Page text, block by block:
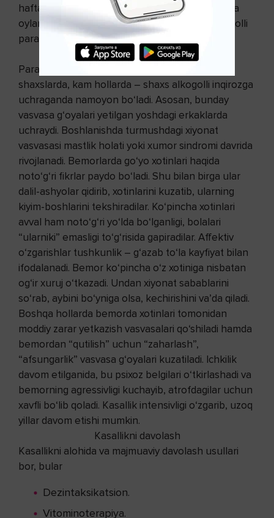
haftagacha davom etadi. Ushbu psixoz bir necha
oylargacha cho‘zilib ketganda – surunkali alkogolli
paranoid, deb yuritiladi.
Alkogolli rashk vasvasalari
Paranoyyal tarzida xulq-atvorga ega bo‘lgan
shaxslarda, kam hollarda – shaxs alkogolli inqirozga
uchraganda namoyon bo‘ladi. Asosan, bunday
vasvasa g‘oyalari yetilgan yoshdagi erkaklarda
uchraydi. Boshlanishda turmushdagi xiyonat
vasvasasi mastlik holati yoki xumor sindromi davrida
rivojlanadi. Bemorlarda go‘yo xotinlari haqida
noto‘g‘ri fikrlar paydo bo‘ladi. Shu bilan birga ular
dalil-ashyolar qidirib, xotinlarini kuzatib, ularning
kiyim-boshlarini tekshiradilar. Ko‘pincha xotinlari
avval ham noto‘g‘ri yo‘lda bo‘lganligi, bolalari
“ularniki” emasligi to‘g‘risida gapiradilar. Affektiv
o‘zgarishlar tushkunlik – g‘azab to‘la kayfiyat bilan
ifodalanadi. Bemor ko‘pincha o‘z xotiniga nisbatan
og‘ir xuruj o‘tkazadi. Undan xiyonat sabablarini
so‘rab, aybini bo‘yniga olsa, kechirishini va’da qiladi.
Boshqa hollarda bemorda xotinlari tomonidan
moddiy zarar yetkazish vasvasalari qo‘shiladi hamda
bemordan “qutilish” uchun “zaharlash”,
“afsungarlik” vasvasa g‘oyalari kuzatiladi. Ichkilik
davom etilganida, bu psixoz belgilari o‘tkirlashadi va
bemorning agressivligi kuchayib, atrofdagilar uchun
xavfli bo‘lib qoladi. Kasallik intensivligi o‘zgarib, uzoq
yillar davom etishi mumkin.
Kasallikni davolash
Kasallikni alohida va majmuaviy davolash usullari
bor, bular
Dezintaksikatsion.
Vitominoterapiya.